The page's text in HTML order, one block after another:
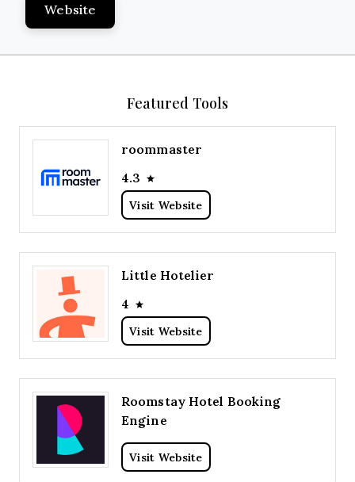
Website
Featured Tools
roommaster
4.3
Visit Website
Little Hotelier
4
Visit Website
Roomstay Hotel Booking
Engine
Visit Website